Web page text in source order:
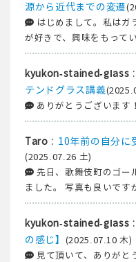
源から近代までの変遷
はじめまして。私はガ
が好きで、興味をもって
kyukon-stained-glass :
テンドグラス講義
ありがとうございます！
Taro : 10年前の自分に
(2025.07.26 土)
先日、歌舞伎町のゴー
ました。 写真も良いで
kyukon-stained-glass :
の感じ】
(2025.07.10 木)
見て頂いて、ありが